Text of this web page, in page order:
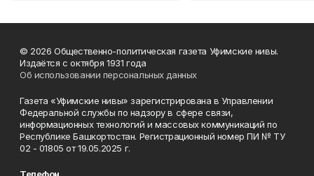
© 2026 Общественно-политическая газета Уфимские нивы.
Издаётся с октября 1931 года
Об использовании персональных данных
Газета «Уфимские нивы» зарегистрирована в Управлении
Федеральной службы по надзору в сфере связи,
информационных технологий и массовых коммуникаций по
Республике Башкортостан. Регистрационный номер ПИ № ТУ
02 - 01805 от 19.05.2025 г.